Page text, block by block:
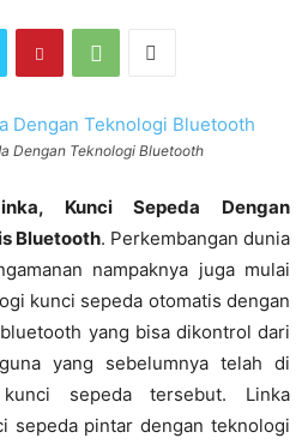
Dengan Teknologi Bluetooth
Kunci Sepeda Dengan
Bluetooth. Perkembangan dunia
nampaknya juga mulai
kunci sepeda otomatis dengan
yang bisa dikontrol dari
yang sebelumnya telah di
sepeda tersebut. Linka
sepeda pintar dengan teknologi